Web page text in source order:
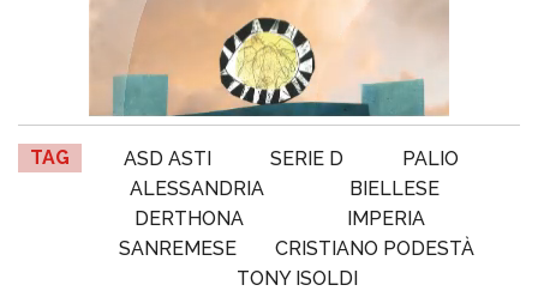
TAG ASD ASTI SERIE D
PALIO
ALESSANDRIA
BIELLESE
DERTHONA
IMPERIA
SANREMESE
CRISTIANO PODESTÀ
TONY ISOLDI